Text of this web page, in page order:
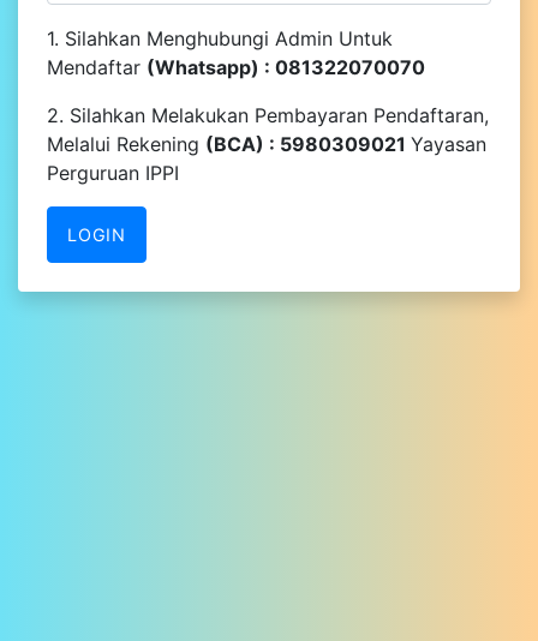
1. Silahkan Menghubungi Admin Untuk
Mendaftar (Whatsapp) : 081322070070
2. Silahkan Melakukan Pembayaran Pendaftaran,
Melalui Rekening (BCA) : 5980309021 Yayasan
Perguruan IPPI
LOGIN